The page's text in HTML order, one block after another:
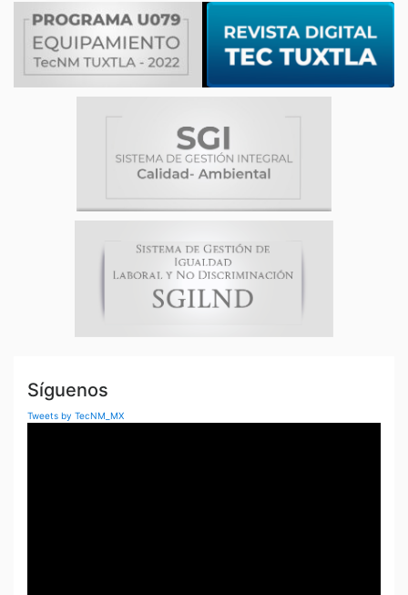
Síguenos
Tweets by TecNM_MX